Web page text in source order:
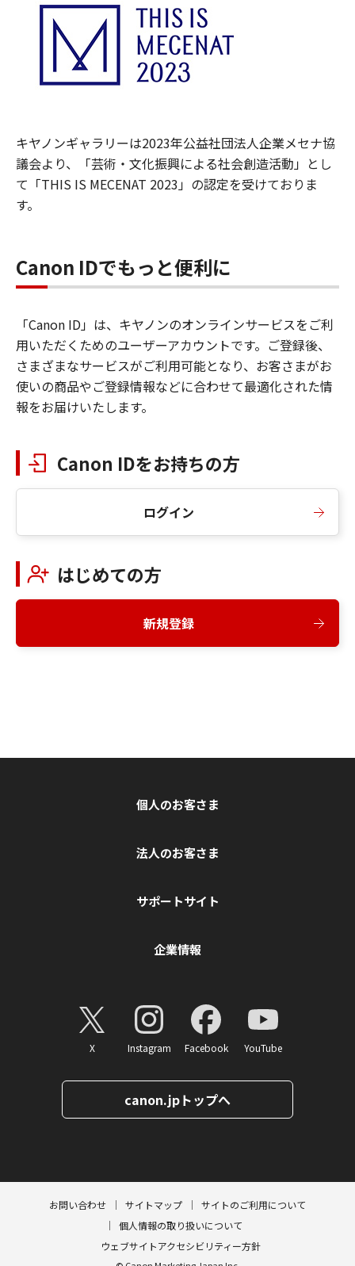
キヤノンギャラリーは2023年公益社団法人企業メセナ協
議会より、「芸術・文化振興による社会創造活動」とし
て「THIS IS MECENAT 2023」の認定を受けておりま
す。
Canon IDでもっと便利に
「Canon ID」は、キヤノンのオンラインサービスをご利
用いただくためのユーザーアカウントです。ご登録後、
さまざまなサービスがご利用可能となり、お客さまがお
使いの商品やご登録情報などに合わせて最適化された情
報をお届けいたします。
Canon IDをお持ちの方
ログイン
はじめての方
新規登録
個人のお客さま
法人のお客さま
サポートサイト
企業情報
X Instagram Facebook YouTube
canon.jpトップへ
お問い合わせ サイトマップ
サイトのご利用について
個人情報の取り扱いについて
ウェブサイトアクセシビリティー方針